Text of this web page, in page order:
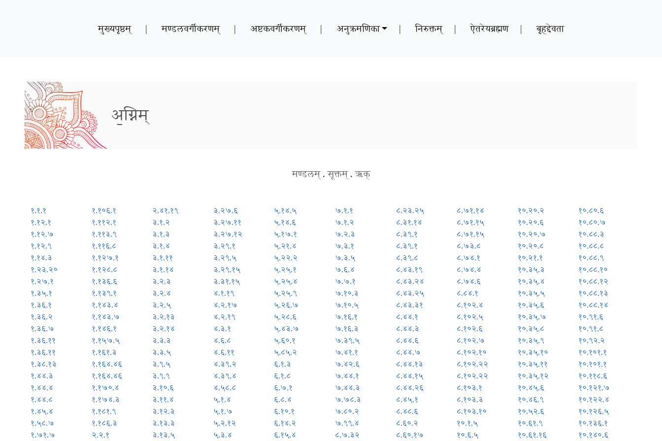
मुख्यपृष्ठम् | मण्डलवर्गीकरणम् | अष्टकवर्गीकरणम् | अनुक्रमणिका | निरुक्तम् | ऐतरेयब्रह्मण | बृहद्देवता
अ॒ग्निम्
मण्डलम् . सूक्तम् . ऋक्
१.१.१
१.१२.१
१.१२.७
१.१२.९
१.१४.३
१.२३.२०
१.२७.१
१.३५.१
१.३६.१
१.३६.२
१.३६.७
१.३६.११
१.३६.११
१.३८.१३
१.४४.३
१.४४.४
१.४४.८
१.४५.४
१.५८.७
१.७१.७
१.१०६.१
१.११२.१
१.११३.९
१.११६.८
१.१२७.१
१.१२८.८
१.१३६.६
१.१३९.१
१.१४३.४
१.१४३.७
१.१४६.१
१.१५७.५
१.१६१.३
१.१६४.४६
१.१६४.४६
१.१७०.४
१.१७४.३
१.१८१.९
१.१८६.३
२.२.१
२.४१.१९
३.१.२
३.१.३
३.१.४
३.१.११
३.१.१४
३.२.३
३.२.४
३.२.५
३.२.१३
३.२.१४
३.३.३
३.३.५
३.९.५
३.९.९
३.१०.६
३.११.४
३.१२.३
३.१३.३
३.१३.५
३.२७.६
३.२७.११
३.२७.१२
३.२९.१
३.२९.५
३.२९.१५
३.३१.१५
४.१.१९
४.२.१७
४.२.१९
४.३.१
४.६.८
४.६.११
४.३९.२
४.३९.४
४.५८.८
५.१.४
५.१.७
५.२.१२
५.३.४
५.१४.५
५.१४.६
५.१७.१
५.२१.४
५.२२.२
५.२५.१
५.२५.४
५.२५.९
५.२६.७
५.२८.६
५.४३.७
५.६०.१
५.८५.२
६.१.३
६.१.८
६.७.१
६.८.४
६.१०.१
६.१४.२
६.१५.४
७.१.१
७.१.२
७.२.३
७.३.१
७.३.५
७.६.४
७.७.१
७.१०.३
७.१०.५
७.१६.१
७.१६.३
७.३९.५
७.४१.१
७.४२.६
७.४४.१
७.४४.३
७.७८.३
७.८०.२
७.९९.४
८.७.३२
८.२३.२५
८.३१.१४
८.३९.१
८.३९.१
८.३९.८
८.४३.१९
८.४३.२४
८.४३.२५
८.४३.३१
८.४४.१
८.४४.३
८.४४.६
८.४४.७
८.४४.१३
८.४४.१५
८.४४.२६
८.४५.१
८.४८.६
८.६०.२
८.६०.१७
८.७१.१४
८.७१.१५
८.७१.१५
८.७३.८
८.७४.१
८.७४.४
८.७४.६
८.८४.१
८.१०२.४
८.१०२.५
८.१०२.६
८.१०२.७
८.१०२.१०
८.१०२.२२
८.१०२.२२
८.१०३.१
८.१०३.३
८.१०३.१०
१०.१.५
१०.६.५
१०.२०.२
१०.२०.६
१०.२०.७
१०.२०.८
१०.२१.१
१०.३५.३
१०.३५.४
१०.३५.५
१०.३५.६
१०.३५.७
१०.३५.८
१०.३५.९
१०.३५.१०
१०.३५.११
१०.३५.१२
१०.४५.६
१०.४६.९
१०.५२.६
१०.६१.९
१०.६१.१६
१०.८०.६
१०.८०.७
१०.८८.३
१०.८८.८
१०.८८.९
१०.८८.१०
१०.८८.१२
१०.८८.१३
१०.८८.१४
१०.९१.६
१०.९१.८
१०.९२.२
१०.१०१.१
१०.१०१.१
१०.११८.६
१०.१२१.७
१०.१२२.४
१०.१२६.५
१०.१३६.१
१०.१४०.६